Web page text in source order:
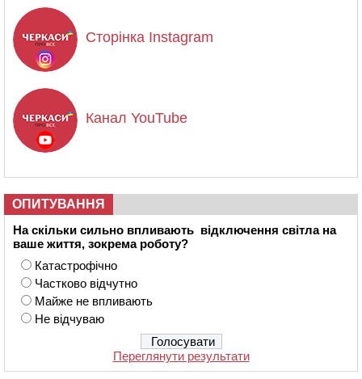
Сторінка Instagram
Канал YouTube
ОПИТУВАННЯ
На скільки сильно впливають відключення світла на
ваше життя, зокрема роботу?
Катастрофічно
Частково відчутно
Майже не впливають
Не відчуваю
Переглянути результати